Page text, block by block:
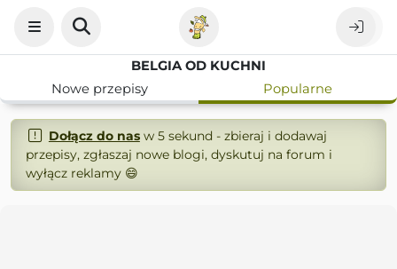
BELGIA OD KUCHNI
Nowe przepisy
Popularne
Dołącz do nasw 5 sekund - zbieraj i dodawaj
przepisy, zgłaszaj nowe blogi, dyskutuj na forum i
wyłącz reklamy 😄